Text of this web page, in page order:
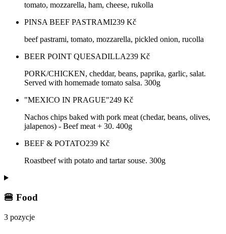
tomato, mozzarella, ham, cheese, rukolla
PINSA BEEF PASTRAMI239 Kč
beef pastrami, tomato, mozzarella, pickled onion, rucolla
BEER POINT QUESADILLA239 Kč
PORK/CHICKEN, cheddar, beans, paprika, garlic, salat.
Served with homemade tomato salsa. 300g
"MEXICO IN PRAGUE"249 Kč
Nachos chips baked with pork meat (chedar, beans, olives,
jalapenos) - Beef meat + 30. 400g
BEEF & POTATO239 Kč
Roastbeef with potato and tartar souse. 300g
🍔 Food
3 pozycje